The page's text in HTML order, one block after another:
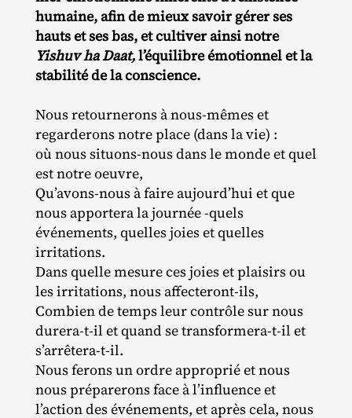
humaine, afin de mieux savoir gérer ses
hauts et ses bas, et cultiver ainsi notre
Yishuv ha Daat,l’équilibre émotionnel et la
stabilité de la conscience.
Nous retournerons à nous‐​mêmes et
regarderons notre place (dans la vie) :
où nous situons‐​nous dans le monde et quel
est notre oeuvre,
Qu’avons-nous à faire aujourd’hui et que
nous apportera la journée ‑quels
événements, quelles joies et quelles
irritations.
Dans quelle mesure ces joies et plaisirs ou
les irritations, nous affecteront‐​ils,
Combien de temps leur contrôle sur nous
durera‐​t‐​il et quand se transformera‐​t‐​il et
s’arrêtera‐​t‐​il.
Nous ferons un ordre approprié et nous
nous préparerons face à l’influence et
l’action des événements, et après cela, nous